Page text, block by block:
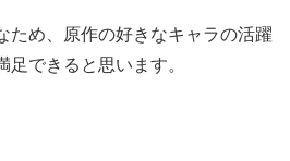
ため、原作の好きなキャラの活躍
足できると思います。